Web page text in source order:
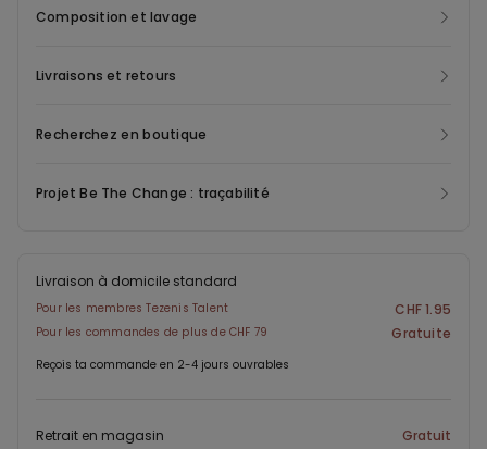
d’eau pour cultiver, garantissent l’absence de pesticides nocifs
Composition et lavage
Livraisons et retours
Recherchez en boutique
Projet Be The Change : traçabilité
Livraison à domicile standard
Pour les membres Tezenis Talent CHF 1.95
Pour les commandes de plus de CHF 79 Gratuite
Reçois ta commande en 2-4 jours ouvrables
Retrait en magasin Gratuit